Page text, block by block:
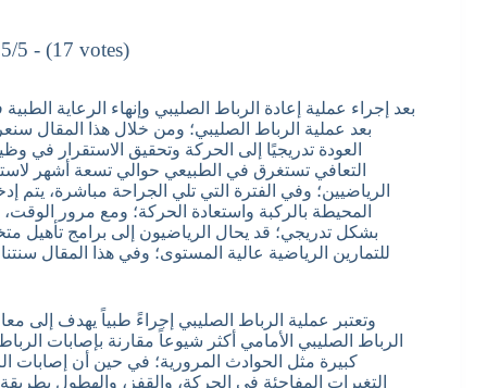
5/5 - (17 votes)
بعد إجراء عملية إعادة الرباط الصليبي وإنهاء الرعاية
بعد عملية الرباط الصليبي؛ ومن خلال هذا المقال
العودة تدريجيًا إلى الحركة وتحقيق الاستقرار في
التعافي تستغرق في الطبيعي حوالي تسعة أشهر
الرياضيين؛ وفي الفترة التي تلي الجراحة مباشرة،
المحيطة بالركبة واستعادة الحركة؛ ومع مرور
بشكل تدريجي؛ قد يحال الرياضيون إلى برامج تأهيل
للتمارين الرياضية عالية المستوى؛ وفي هذا المقال
وتعتبر عملية الرباط الصليبي إجراءً طبياً يهدف إلى
الرباط الصليبي الأمامي أكثر شيوعاً مقارنة بإصابات
كبيرة مثل الحوادث المرورية؛ في حين أن إصابات
التغيرات المفاجئة في الحركة، والقفز، والهطول